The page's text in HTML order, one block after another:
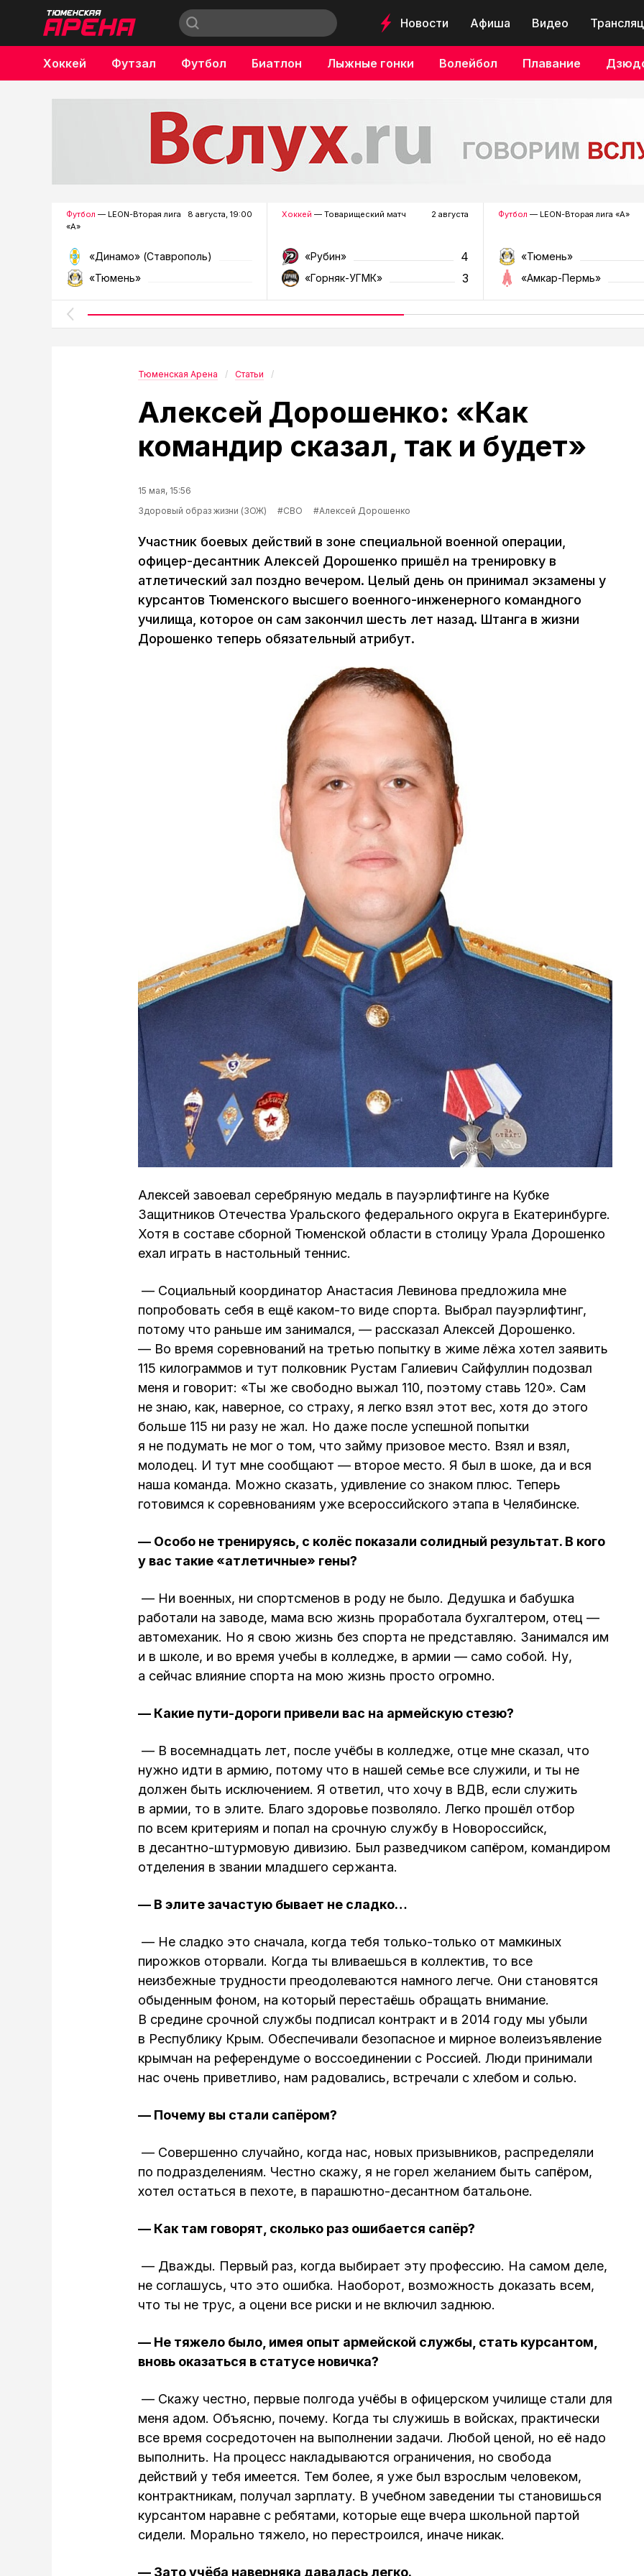
Новости Афиша Видео
Хоккей Футзал Футбол Биатлон Лыжные гонки Волейбол Плавание
Бокс
Футбол — LEON-Вторая лига
«А»
8 августа, 19:00
«Динамо» (Ставрополь)
«Тюмень»
Хоккей — Товарищеский матч 2 августа
«Рубин» 4
«Горняк-УГМК» 3
Футбол — LEON-Вторая лига «А»
«Тюмень»
«Амкар-Пермь»
Тюменская Арена Статьи
Алексей Дорошенко: «Как
командир сказал, так и будет»
15 мая, 15:56
Здоровый образ жизни (ЗОЖ)
#СВО #Алексей Дорошенко
Участник боевых действий в зоне специальной военной операции,
офицер-десантник Алексей Дорошенко пришёл на тренировку в
атлетический зал поздно вечером. Целый день он принимал экзамены у
курсантов Тюменского высшего военного-инженерного командного
училища, которое он сам закончил шесть лет назад. Штанга в жизни
Дорошенко теперь обязательный атрибут.
Алексей завоевал серебряную медаль в пауэрлифтинге на Кубке
Защитников Отечества Уральского федерального округа в Екатеринбурге.
Хотя в составе сборной Тюменской области в столицу Урала Дорошенко
ехал играть в настольный теннис.
— Социальный координатор Анастасия Левинова предложила мне
попробовать себя в ещё каком-то виде спорта. Выбрал пауэрлифтинг,
потому что раньше им занимался, — рассказал Алексей Дорошенко.
— Во время соревнований на третью попытку в жиме лёжа хотел заявить
115 килограммов и тут полковник Рустам Галиевич Сайфуллин подозвал
меня и говорит: «Ты же свободно выжал 110, поэтому ставь 120». Сам
не знаю, как, наверное, со страху, я легко взял этот вес, хотя до этого
больше 115 ни разу не жал. Но даже после успешной попытки
я не подумать не мог о том, что займу призовое место. Взял и взял,
молодец. И тут мне сообщают — второе место. Я был в шоке, да и вся
наша команда. Можно сказать, удивление со знаком плюс. Теперь
готовимся к соревнованиям уже всероссийского этапа в Челябинске.
— Особо не тренируясь, с колёс показали солидный результат. В кого
у вас такие «атлетичные» гены?
— Ни военных, ни спортсменов в роду не было. Дедушка и бабушка
работали на заводе, мама всю жизнь проработала бухгалтером, отец —
автомеханик. Но я свою жизнь без спорта не представляю. Занимался им
и в школе, и во время учебы в колледже, в армии — само собой. Ну,
а сейчас влияние спорта на мою жизнь просто огромно.
— Какие пути-дороги привели вас на армейскую стезю?
— В восемнадцать лет, после учёбы в колледже, отце мне сказал, что
нужно идти в армию, потому что в нашей семье все служили, и ты не
должен быть исключением. Я ответил, что хочу в ВДВ, если служить
в армии, то в элите. Благо здоровье позволяло. Легко прошёл отбор
по всем критериям и попал на срочную службу в Новороссийск,
в десантно-штурмовую дивизию. Был разведчиком сапёром, командиром
отделения в звании младшего сержанта.
— В элите зачастую бывает не сладко…
— Не сладко это сначала, когда тебя только-только от мамкиных
пирожков оторвали. Когда ты вливаешься в коллектив, то все
неизбежные трудности преодолеваются намного легче. Они становятся
обыденным фоном, на который перестаёшь обращать внимание.
В средине срочной службы подписал контракт и в 2014 году мы убыли
в Республику Крым. Обеспечивали безопасное и мирное волеизъявление
крымчан на референдуме о воссоединении с Россией. Люди принимали
нас очень приветливо, нам радовались, встречали с хлебом и солью.
— Почему вы стали сапёром?
— Совершенно случайно, когда нас, новых призывников, распределяли
по подразделениям. Честно скажу, я не горел желанием быть сапёром,
хотел остаться в пехоте, в парашютно-десантном батальоне.
— Как там говорят, сколько раз ошибается сапёр?
— Дважды. Первый раз, когда выбирает эту профессию. На самом деле,
не соглашусь, что это ошибка. Наоборот, возможность доказать всем,
что ты не трус, а оцени все риски и не включил заднюю.
— Не тяжело было, имея опыт армейской службы, стать курсантом,
вновь оказаться в статусе новичка?
— Скажу честно, первые полгода учёбы в офицерском училище стали для
меня адом. Объясню, почему. Когда ты служишь в войсках, практически
все время сосредоточен на выполнении задачи. Любой ценой, но её надо
выполнить. На процесс накладываются ограничения, но свобода
действий у тебя имеется. Тем более, я уже был взрослым человеком,
контрактникам, получал зарплату. В учебном заведении ты становишься
курсантом наравне с ребятами, которые еще вчера школьной партой
сидели. Морально тяжело, но перестроился, иначе никак.
— Зато учёба наверняка давалась легко.